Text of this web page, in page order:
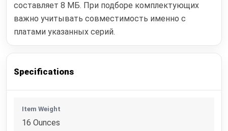
составляет 8 МБ. При подборе комплектующих
важно учитывать совместимость именно с
платами указанных серий.
Specifications
Item Weight
16 Ounces